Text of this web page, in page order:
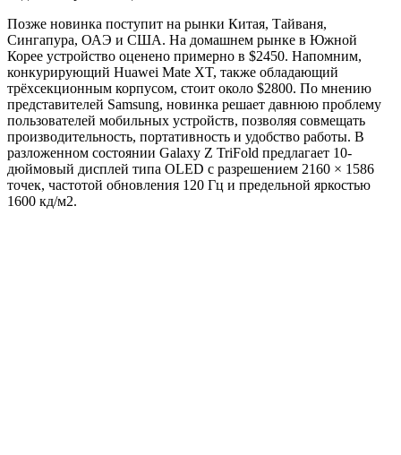
Позже новинка поступит на рынки Китая, Тайваня,
Сингапура, ОАЭ и США. На домашнем рынке в Южной
Корее устройство оценено примерно в $2450. Напомним,
конкурирующий Huawei Mate XT, также обладающий
трёхсекционным корпусом, стоит около $2800. По мнению
представителей Samsung, новинка решает давнюю проблему
пользователей мобильных устройств, позволяя совмещать
производительность, портативность и удобство работы. В
разложенном состоянии Galaxy Z TriFold предлагает 10-
дюймовый дисплей типа OLED с разрешением 2160 × 1586
точек, частотой обновления 120 Гц и предельной яркостью
1600 кд/м2.